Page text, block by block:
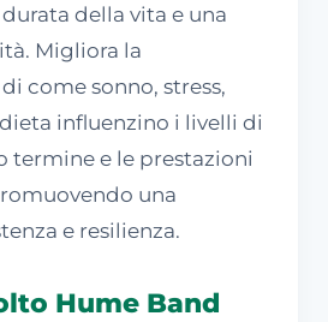
della vita e una
Migliora la
come sonno, stress,
influenzino i livelli di
termine e le prestazioni
una
e resilienza.
Hume Band